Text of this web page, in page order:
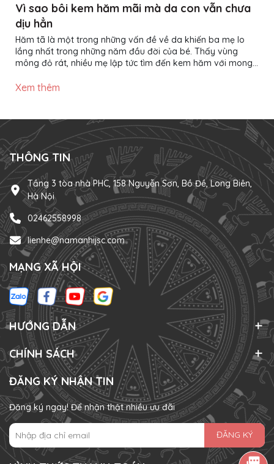
Vì sao bôi kem hăm mãi mà da con vẫn chưa
dịu hẳn
Hăm tã là một trong những vấn đề về da khiến ba mẹ lo
lắng nhất trong những năm đầu đời của bé. Thấy vùng
mông đỏ rát, nhiều mẹ lập tức tìm đến kem hăm với mong
không ít trường hợp đã bôi kem đều đặn nhiều ngày nhưng
không hiệu quả? Thực tế, kem hăm chỉ là một phần trong
quá trình chăm...
Xem thêm
THÔNG TIN
Tầng 3 tòa nhà PHC, 158 Nguyễn Sơn, Bồ Đề, Long Biên,
Hà Nội
02462558998
lienhe@namanhijsc.com
MẠNG XÃ HỘI
HƯỚNG DẪN
CHÍNH SÁCH
ĐĂNG KÝ NHẬN TIN
Đăng ký ngay! Để nhận thật nhiều ưu đãi
ĐĂNG KÝ